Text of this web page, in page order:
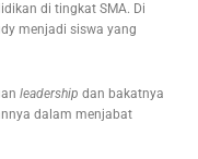
di tingkat SMA. Di
menjadi siswa yang
leadership dan bakatnya
dalam menjabat